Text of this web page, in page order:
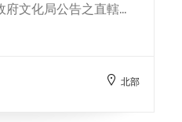
文化局公告之直轄市
有趣的闖關遊戲的方
本認識。
北部